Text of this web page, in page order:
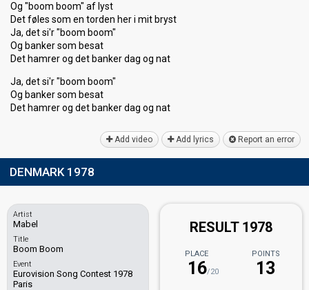
Og "boom boom" af lyst
Det føles som en torden her i mit bryst
Ja, det si'r "boom boom"
Og banker som besat
Det hamrer og det banker dag og nat
Ja, det si'r "boom boom"
Og banker som beѕat
Det hamrer og det banker dag og nаt
Add video Add lyrics Report an error
DENMARK 1978
Artist
Mabel
Title
Boom Boom
Event
Eurovision Song Contest 1978
Paris
RESULT 1978
PLACE
16/20
POINTS
13